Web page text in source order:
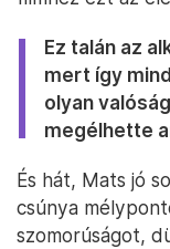
Ez talán az
mert így
olyan
megélhette
És hát, Mats jó
csúnya
szomorúságot,